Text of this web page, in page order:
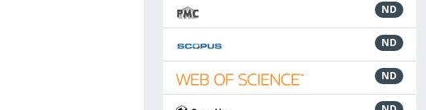
ND
ND
ND